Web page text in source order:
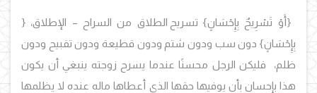
{أَوْ تَسْرِيحٌ بِإِحْسَانٍ} تسريح الطلاق من السراح – الإطلاق، {
بِإِحْسَانٍ} دون سب ودون شتم ودون قطيعة ودون تقبيح ودون
ظلم، فليكن الرجل محسنًا عندما يسرح زوجته ينبغي أن يكون
هذا بإحسان بأن يوفيها حقها الذي أعطاها ماله عنده لا يظلمها